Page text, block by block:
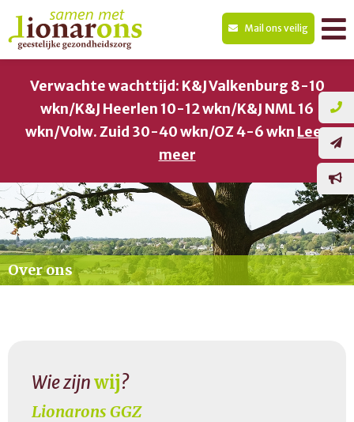
Mail ons veilig
Verwachte wachttijd: K&J Valkenburg 8-10
wkn/K&J Heerlen 10-12 wkn/K&J NML 16
wkn/Volw. Zuid 30-40 wkn/OZ 4-6 wkn Lees
meer
Over ons
Wie zijnwij?
Lionarons GGZ